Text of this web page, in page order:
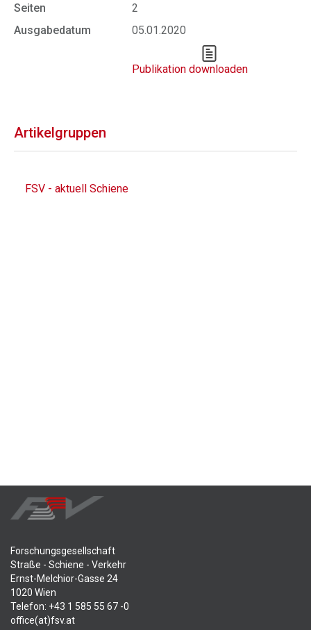
Seiten
2
Ausgabedatum
05.01.2020
Publikation downloaden
Artikelgruppen
FSV - aktuell Schiene
Forschungsgesellschaft
Straße - Schiene - Verkehr
Ernst-Melchior-Gasse 24
1020 Wien
Telefon: +43 1 585 55 67 -0
office(at)fsv.at